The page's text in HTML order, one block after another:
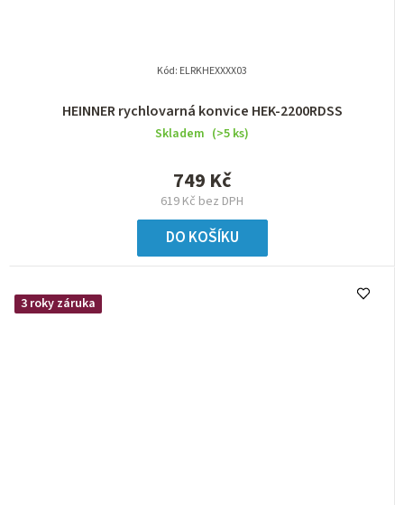
HEINNER rychlovarná konvice HEK-2200RDSS
Skladem (>5 ks)
619 Kč bez DPH
749 Kč
DO KOŠÍKU
Kód: ELRKHEXXXX03
3 roky záruka